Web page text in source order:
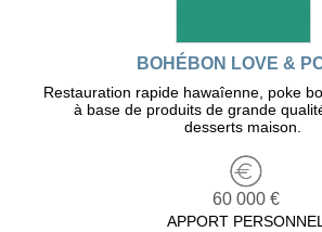
BOHÉBON LOVE &
Restauration rapide hawaîenne, poke
à base de produits de grande
desserts maison.
60 000 €
APPORT